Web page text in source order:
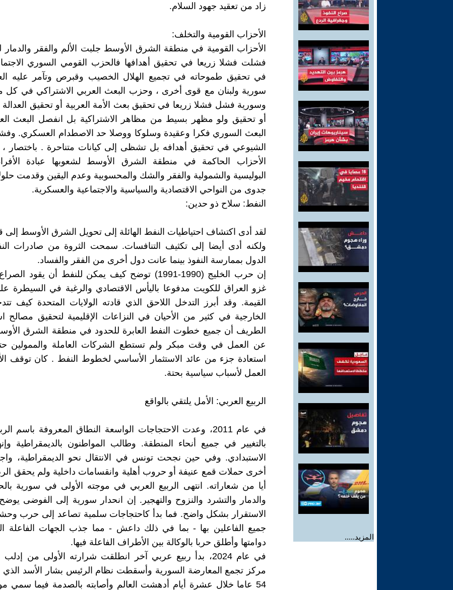
المزيد.....
زاد من تعقيد جهود السلام.
الأحزاب القومية والتخلف:
الأحزاب القومية في منطقة الشرق الأوسط جلبت الألم والفقر والدمار
فشلت فشلا زريعا في تحقيق أهدافها فالحزب القومي السوري
في تحقيق طموحاته في تجميع الهلال الخصيب وقبرص وتآمر عليه
سورية ولبنان مع قوى أخرى ، وحزب البعث العربي الاشتراكي في كل
وسورية فشل فشلا زريعا في تحقيق بعث الأمة العربية أو تحقيق العدالة
أو تحقيق ولو مظهر بسيط من مظاهر الاشتراكية بل انفصل البعث
البعث السوري فكرا وعقيدة وسلوكا ووصلا حد الاصطدام العسكري.
الشيوعي في تحقيق أهدافه بل تشظى إلى كيانات متناحرة . باختصار
الأحزاب الحاكمة في منطقة الشرق الأوسط لشعوبها عبادة
البوليسية والشمولية والفقر والشك والمحسوبية وعدم اليقين وقدمت
جدوى من النواحي الاقتصادية والسياسية والاجتماعية والعسكرية.
النفط: سلاح ذو حدين:
لقد أدى اكتشاف احتياطيات النفط الهائلة إلى تحويل الشرق الأوسط إلى
ولكنه أدى أيضا إلى تكثيف التنافسات. سمحت الثروة من صادرات
الدول بممارسة النفوذ بينما عانت دول أخرى من الفقر والفساد.
إن حرب الخليج (1990-1991) توضح كيف يمكن للنفط أن يقود
غزو العراق للكويت مدفوعا باليأس الاقتصادي والرغبة في السيطرة
القيمة. وقد أبرز التدخل اللاحق الذي قادته الولايات المتحدة كيف
الخارجية في كثير من الأحيان في النزاعات الإقليمية لتحقيق مصالح
الطريف أن جميع خطوت النفط العابرة للحدود في منطقة الشرق
عن العمل في وقت مبكر ولم تستطع الشركات العاملة والممولين
استعادة جزء من عائد الاستثمار الأساسي لخطوط النفط . كان توقف
العمل لأسباب سياسية بحتة.
الربيع العربي: الأمل يلتقي بالواقع
في عام 2011، وعدت الاحتجاجات الواسعة النطاق المعروفة باسم
بالتغيير في جميع أنحاء المنطقة. وطالب المواطنون بالديمقراطية
الاستبدادي. وفي حين نجحت تونس في الانتقال نحو الديمقراطية،
أخرى حملات قمع عنيفة أو حروب أهلية وانقسامات داخلية ولم يحقق
أيا من شعاراته. انتهى الربيع العربي في موجته الأولى في سورية
والدمار والتشرد والنزوح والتهجير. إن انحدار سورية إلى الفوضى
الاستقرار بشكل واضح. فما بدأ كاحتجاجات سلمية تصاعد إلى حرب
جميع الفاعلين بها - بما في ذلك داعش - مما جذب الجهات الفاعلة
دوامتها وأطلق حربا بالوكالة بين الأطراف الفاعلة فيها.
في عام 2024، بدأ ربيع عربي آخر انطلقت شرارته الأولى من
مركز تجمع المعارضة السورية وأسقطت نظام الرئيس بشار الأسد الذي
54 عاما خلال عشرة أيام أدهشت العالم وأصابته بالصدمة فيما سمي